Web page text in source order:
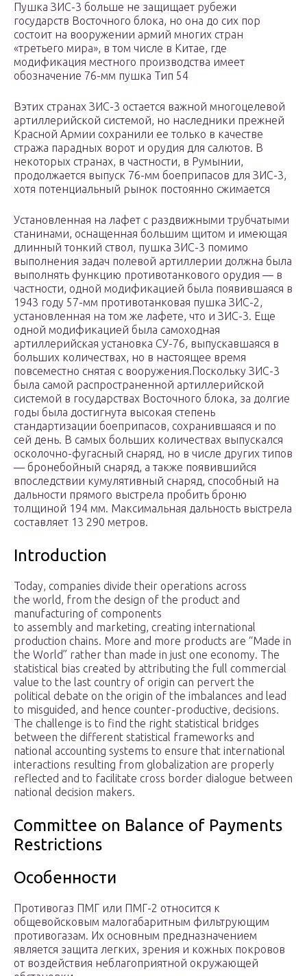
Пушка ЗИС-3 больше не защищает рубежи
государств Восточного блока, но она до сих пор
состоит на вооружении армий многих стран
«третьего мира», в том числе в Китае, где
модификация местного производства имеет
обозначение 76-мм пушка Тип 54
Вэтих странах ЗИС-3 остается важной многоцелевой
артиллерийской системой, но наследники прежней
Красной Армии сохранили ее только в качестве
стража парадных ворот и орудия для салютов. В
некоторых странах, в частности, в Румынии,
продолжается выпуск 76-мм боеприпасов для ЗИС-3,
хотя потенциальный рынок постоянно сжимается
Установленная на лафет с раздвижными трубчатыми
станинами, оснащенная большим щитом и имеющая
длинный тонкий ствол, пушка ЗИС-3 помимо
выполнения задач полевой артиллерии должна была
выполнять функцию противотанкового орудия — в
частности, одной модификацией была появившаяся в
1943 году 57-мм противотанковая пушка ЗИС-2,
установленная на том же лафете, что и ЗИС-3. Еще
одной модификацией была самоходная
артиллерийская установка СУ-76, выпускавшаяся в
больших количествах, но в настоящее время
повсеместно снятая с вооружения.Поскольку ЗИС-3
была самой распространенной артиллерийской
системой в государствах Восточного блока, за долгие
годы была достигнута высокая степень
стандартизации боеприпасов, сохранившаяся и по
сей день. В самых больших количествах выпускался
осколочно-фугасный снаряд, но в числе других типов
— бронебойный снаряд, а также появившийся
впоследствии кумулятивный снаряд, способный на
дальности прямого выстрела пробить броню
толщиной 194 мм. Максимальная дальность выстрела
составляет 13 290 метров.
Introduction
Today, companies divide their operations across
the world, from the design of the product and
manufacturing of components
to assembly and marketing, creating international
production chains. More and more products are “Made in
the World” rather than made in just one economy. The
statistical bias created by attributing the full commercial
value to the last country of origin can pervert the
political debate on the origin of the imbalances and lead
to misguided, and hence counter-productive, decisions.
The challenge is to find the right statistical bridges
between the different statistical frameworks and
national accounting systems to ensure that international
interactions resulting from globalization are properly
reflected and to facilitate cross border dialogue between
national decision makers.
Committee on Balance of Payments
Restrictions
Особенности
Противогаз ПМГ или ПМГ-2 относится к
общевойсковым малогабаритным фильтрующим
противогазам. Их основным предназначением
является защита легких, зрения и кожных покровов
от воздействия неблагоприятной окружающей